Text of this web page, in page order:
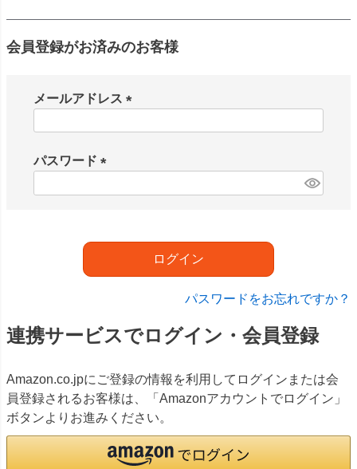
会員登録がお済みのお客様
メールアドレス
パスワード
)
ログイン
パスワードをお忘れですか？
連携サービスでログイン・会員登録
Amazon.co.jpにご登録の情報を利用してログインまたは会
員登録されるお客様は、「Amazonアカウントでログイン」
ボタンよりお進みください。